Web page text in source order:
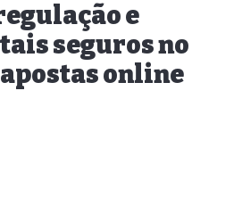
e
seguros no
online